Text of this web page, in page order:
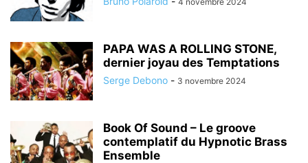
PAPA WAS A ROLLING STONE,
dernier joyau des Temptations
Serge Debono - 3 novembre 2024
Book Of Sound – Le groove
contemplatif du Hypnotic Brass
Ensemble